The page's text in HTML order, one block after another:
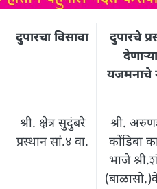
दुपारचा विसावा
दुपारचे
देणार्‍या
यजमनाचे
श्री. क्षेत्र सुदुंबरे
प्रस्थान सां.४ वा.
श्री.
कोंडिबा
भाजे